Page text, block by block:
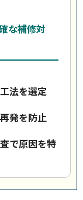
な補修対
法を選定
発を防止
で原因を特